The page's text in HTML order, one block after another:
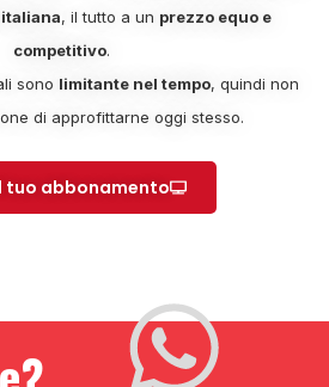
, il tutto a un prezzo equo e
competitivo.
sono limitante nel tempo, quindi non
di approfittarne oggi stesso.
tuo abbonamento